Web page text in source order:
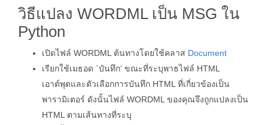
วิธีแปลง WORDML เป็น MSG ใน
Python
เปิดไฟล์ WORDML ต้นทางโดยใช้คลาส Document
เรียกใช้เมธอด `บันทึก’ ขณะที่ระบุพาธไฟล์ HTML
เอาต์พุตและตัวเลือกการบันทึก HTML ที่เกี่ยวข้องเป็น
พารามิเตอร์ ดังนั้นไฟล์ WORDML ของคุณจึงถูกแปลงเป็น
HTML ตามเส้นทางที่ระบุ